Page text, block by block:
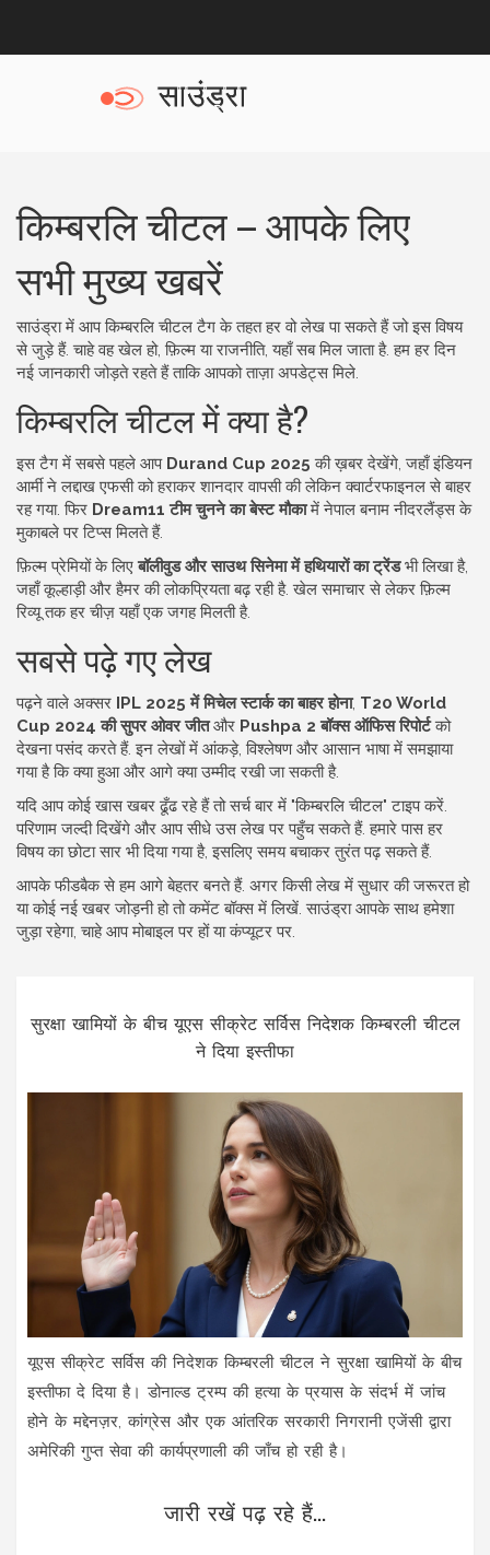
किम्बरलि चीटल – आपके लिए
सभी मुख्य खबरें
साउंड्रा में आप किम्बरलि चीटल टैग के तहत हर वो लेख पा सकते हैं जो इस विषय
से जुड़े हैं. चाहे वह खेल हो, फ़िल्म या राजनीति, यहाँ सब मिल जाता है. हम हर दिन
नई जानकारी जोड़ते रहते हैं ताकि आपको ताज़ा अपडेट्स मिले.
किम्बरलि चीटल में क्या है?
इस टैग में सबसे पहले आप Durand Cup 2025 की ख़बर देखेंगे, जहाँ इंडियन
आर्मी ने लद्दाख एफसी को हराकर शानदार वापसी की लेकिन क्वार्टरफाइनल से बाहर
रह गया. फिर Dream11 टीम चुनने का बेस्ट मौकामें नेपाल बनाम नीदरलैंड्स के
मुकाबले पर टिप्स मिलते हैं.
फ़िल्म प्रेमियों के लिएबॉलीवुड और साउथ सिनेमा में हथियारों का ट्रेंडभी लिखा है,
जहाँ कूल्हाड़ी और हैमर की लोकप्रियता बढ़ रही है. खेल समाचार से लेकर फ़िल्म
रिव्यू तक हर चीज़ यहाँ एक जगह मिलती है.
सबसे पढ़े गए लेख
पढ़ने वाले अक्सर IPL 2025 में मिचेल स्टार्क का बाहर होना, T20 World
Cup 2024 की सुपर ओवर जीतऔर Pushpa 2 बॉक्स ऑफिस रिपोर्टको
देखना पसंद करते हैं. इन लेखों में आंकड़े, विश्लेषण और आसान भाषा में समझाया
गया है कि क्या हुआ और आगे क्या उम्मीद रखी जा सकती है.
यदि आप कोई खास खबर ढूँढ रहे हैं तो सर्च बार में "किम्बरलि चीटल" टाइप करें.
परिणाम जल्दी दिखेंगे और आप सीधे उस लेख पर पहुँच सकते हैं. हमारे पास हर
विषय का छोटा सार भी दिया गया है, इसलिए समय बचाकर तुरंत पढ़ सकते हैं.
आपके फीडबैक से हम आगे बेहतर बनते हैं. अगर किसी लेख में सुधार की जरूरत हो
या कोई नई खबर जोड़नी हो तो कमेंट बॉक्स में लिखें. साउंड्रा आपके साथ हमेशा
जुड़ा रहेगा, चाहे आप मोबाइल पर हों या कंप्यूटर पर.
सुरक्षा खामियों के बीच यूएस सीक्रेट सर्विस निदेशक किम्बरली चीटल
ने दिया इस्तीफा
यूएस सीक्रेट सर्विस की निदेशक किम्बरली चीटल ने सुरक्षा खामियों के बीच
इस्तीफा दे दिया है। डोनाल्ड ट्रम्प की हत्या के प्रयास के संदर्भ में जांच
होने के मद्देनज़र, कांग्रेस और एक आंतरिक सरकारी निगरानी एजेंसी द्वारा
अमेरिकी गुप्त सेवा की कार्यप्रणाली की जाँच हो रही है।
जारी रखें पढ़ रहे हैं...